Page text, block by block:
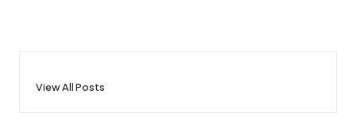
View All Posts